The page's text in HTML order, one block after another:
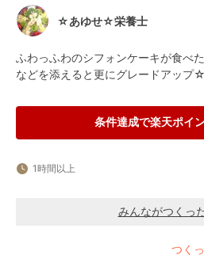
☆あゆせ☆栄養士
ふわっふわのシフォンケーキが食べ
などを添えると更にグレードアップ☆
条件達成で楽天ポイ
1時間以上
みんながつくっ
つく